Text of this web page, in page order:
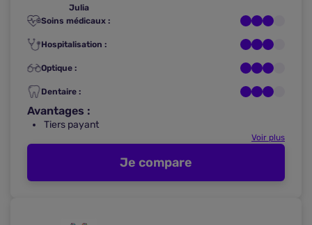
Julia
Soins médicaux :
Hospitalisation :
Optique :
Dentaire :
Avantages :
Tiers payant
Voir plus
Je compare